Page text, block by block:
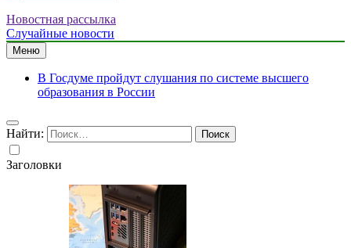
Новостная рассылка
Случайные новости
Меню
В Госдуме пройдут слушания по системе высшего
образования в России
Найти:
Заголовки